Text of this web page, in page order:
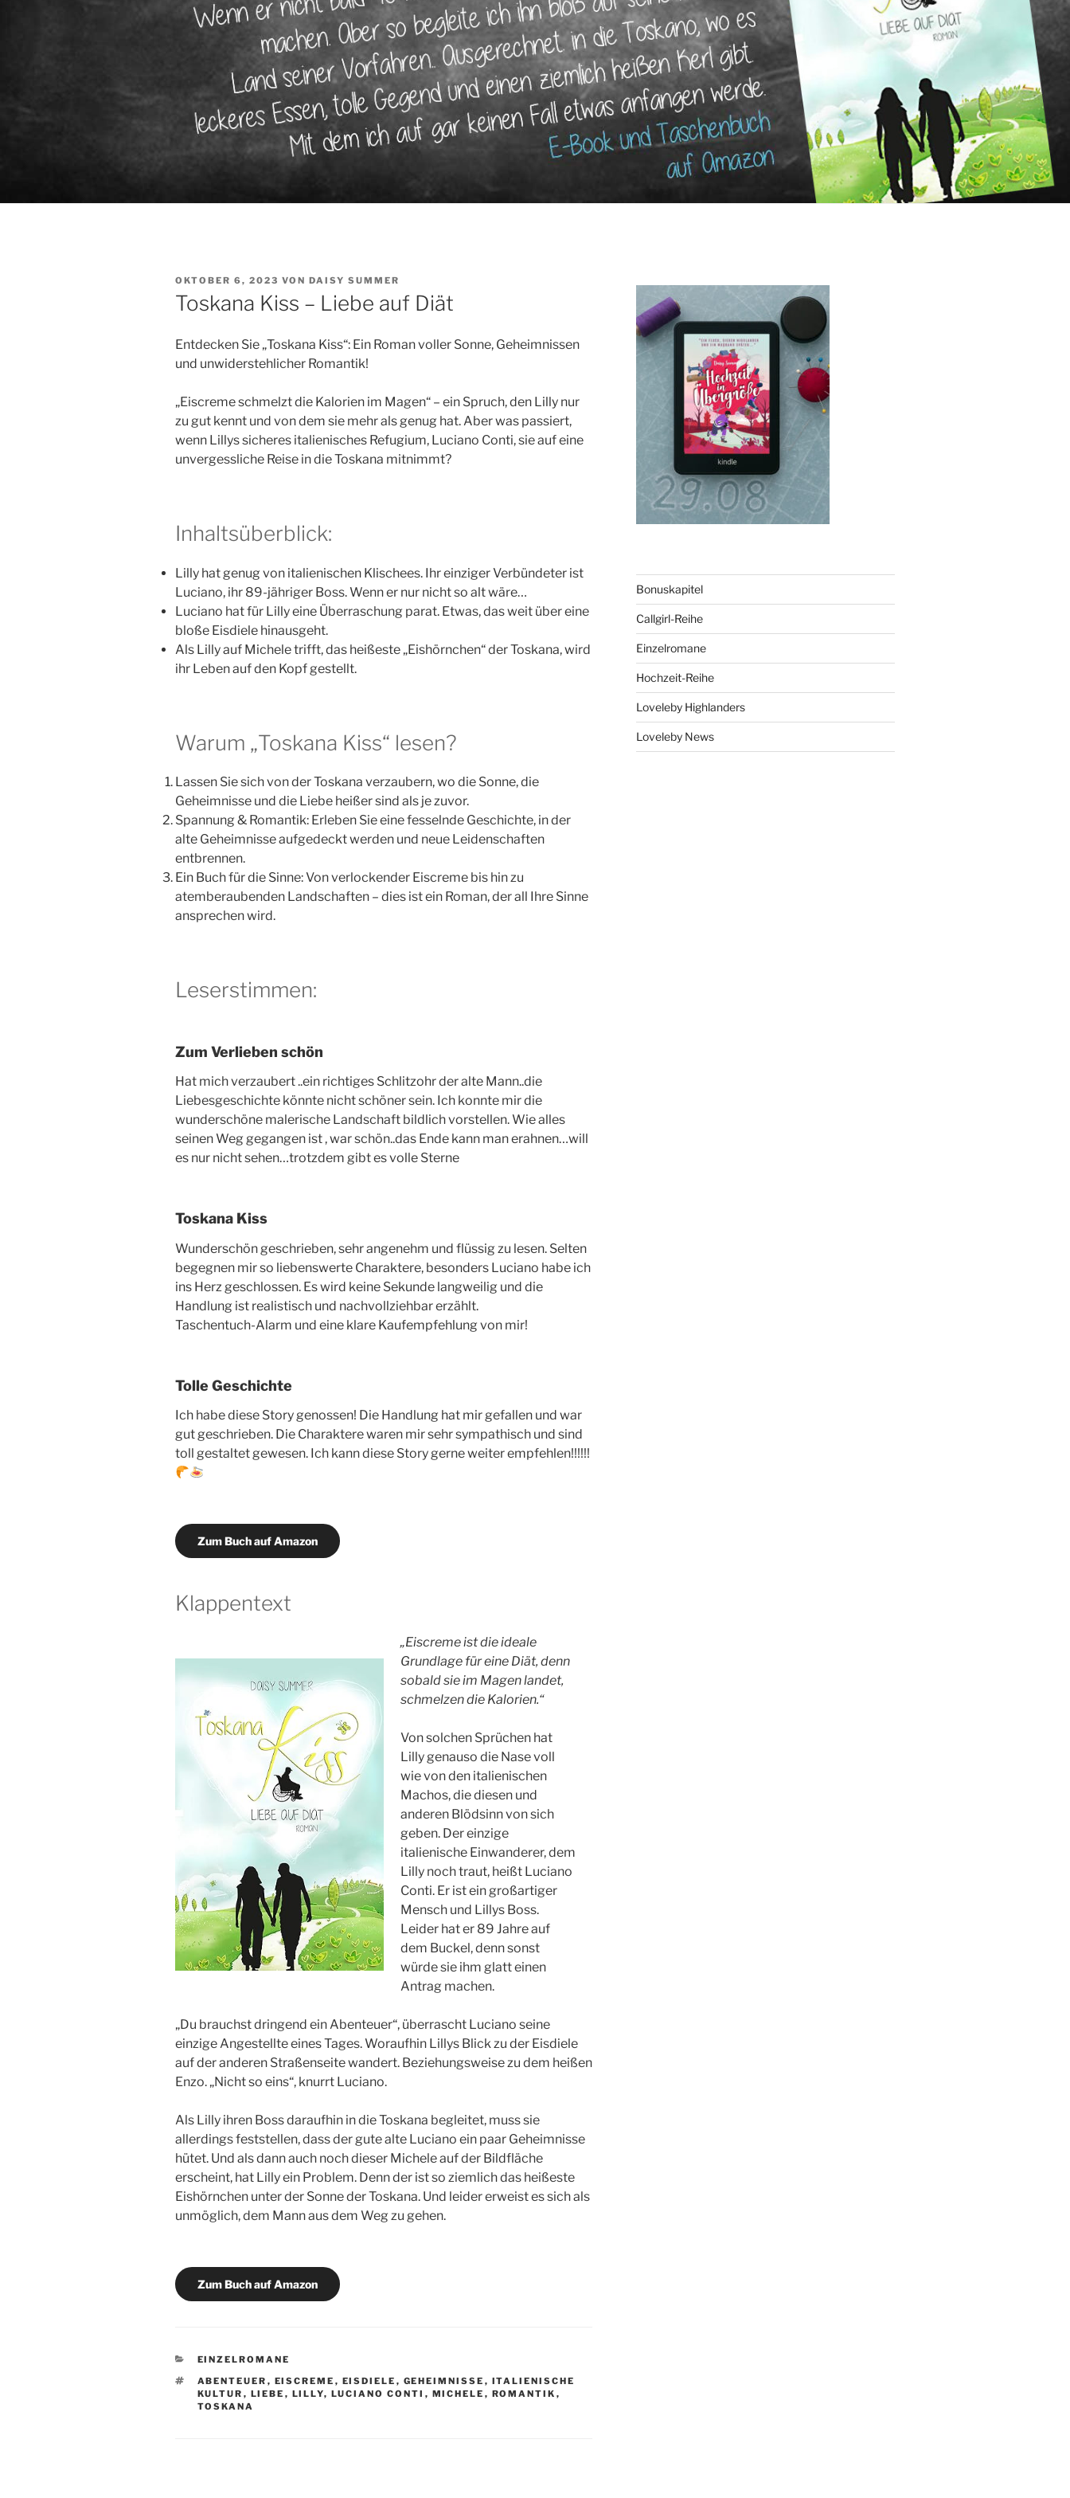
VERÖFFENTLICHT
AM
OKTOBER 6, 2023 VON DAISY SUMMER
Toskana Kiss – Liebe auf Diät
Entdecken Sie „Toskana Kiss“: Ein Roman voller Sonne, Geheimnissen
und unwiderstehlicher Romantik!
„Eiscreme schmelzt die Kalorien im Magen“ – ein Spruch, den Lilly nur
zu gut kennt und von dem sie mehr als genug hat. Aber was passiert,
wenn Lillys sicheres italienisches Refugium, Luciano Conti, sie auf eine
unvergessliche Reise in die Toskana mitnimmt?
Inhaltsüberblick:
Lilly hat genug von italienischen Klischees. Ihr einziger Verbündeter ist
Luciano, ihr 89-jähriger Boss. Wenn er nur nicht so alt wäre…
Luciano hat für Lilly eine Überraschung parat. Etwas, das weit über eine
bloße Eisdiele hinausgeht.
Als Lilly auf Michele trifft, das heißeste „Eishörnchen“ der Toskana, wird
ihr Leben auf den Kopf gestellt.
Warum „Toskana Kiss“ lesen?
Lassen Sie sich von der Toskana verzaubern, wo die Sonne, die
Geheimnisse und die Liebe heißer sind als je zuvor.
Spannung & Romantik: Erleben Sie eine fesselnde Geschichte, in der
alte Geheimnisse aufgedeckt werden und neue Leidenschaften
entbrennen.
Ein Buch für die Sinne: Von verlockender Eiscreme bis hin zu
atemberaubenden Landschaften – dies ist ein Roman, der all Ihre Sinne
ansprechen wird.
Leserstimmen:
Zum Verlieben schön
Hat mich verzaubert ..ein richtiges Schlitzohr der alte Mann..die
Liebesgeschichte könnte nicht schöner sein. Ich konnte mir die
wunderschöne malerische Landschaft bildlich vorstellen. Wie alles
seinen Weg gegangen ist , war schön..das Ende kann man erahnen…will
es nur nicht sehen…trotzdem gibt es volle Sterne
Toskana Kiss
Wunderschön geschrieben, sehr angenehm und flüssig zu lesen. Selten
begegnen mir so liebenswerte Charaktere, besonders Luciano habe ich
ins Herz geschlossen. Es wird keine Sekunde langweilig und die
Handlung ist realistisch und nachvollziehbar erzählt.
Taschentuch-Alarm und eine klare Kaufempfehlung von mir!
Tolle Geschichte
Ich habe diese Story genossen! Die Handlung hat mir gefallen und war
gut geschrieben. Die Charaktere waren mir sehr sympathisch und sind
toll gestaltet gewesen. Ich kann diese Story gerne weiter empfehlen!!!!!!
Zum Buch auf Amazon
Klappentext
„Eiscreme ist die ideale
Grundlage für eine Diät, denn
sobald sie im Magen landet,
schmelzen die Kalorien.“
Von solchen Sprüchen hat
Lilly genauso die Nase voll
wie von den italienischen
Machos, die diesen und
anderen Blödsinn von sich
geben. Der einzige
italienische Einwanderer, dem
Lilly noch traut, heißt Luciano
Conti. Er ist ein großartiger
Mensch und Lillys Boss.
Leider hat er 89 Jahre auf
dem Buckel, denn sonst
würde sie ihm glatt einen
Antrag machen.
„Du brauchst dringend ein Abenteuer“, überrascht Luciano seine
einzige Angestellte eines Tages. Woraufhin Lillys Blick zu der Eisdiele
auf der anderen Straßenseite wandert. Beziehungsweise zu dem heißen
Enzo. „Nicht so eins“, knurrt Luciano.
Als Lilly ihren Boss daraufhin in die Toskana begleitet, muss sie
allerdings feststellen, dass der gute alte Luciano ein paar Geheimnisse
hütet. Und als dann auch noch dieser Michele auf der Bildfläche
erscheint, hat Lilly ein Problem. Denn der ist so ziemlich das heißeste
Eishörnchen unter der Sonne der Toskana. Und leider erweist es sich als
unmöglich, dem Mann aus dem Weg zu gehen.
Zum Buch auf Amazon
KATEGORIEN
EINZELROMANE
SCHLAGWÖRTER
ABENTEUER , EISCREME , EISDIELE , GEHEIMNISSE , ITALIENISCHE
KULTUR , LIEBE , LILLY, LUCIANO CONTI , MICHELE , ROMANTIK ,
TOSKANA
Bonuskapitel
Callgirl-Reihe
Einzelromane
Hochzeit-Reihe
Loveleby Highlanders
Loveleby News